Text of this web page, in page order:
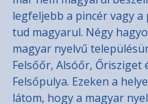
legfeljebb a pincér vagy a
tud magyarul. Négy
magyar nyelvű
Felsőőr, Alsóőr, Őrisziget
Felsőpulya. Ezeken a
látom, hogy a magyar